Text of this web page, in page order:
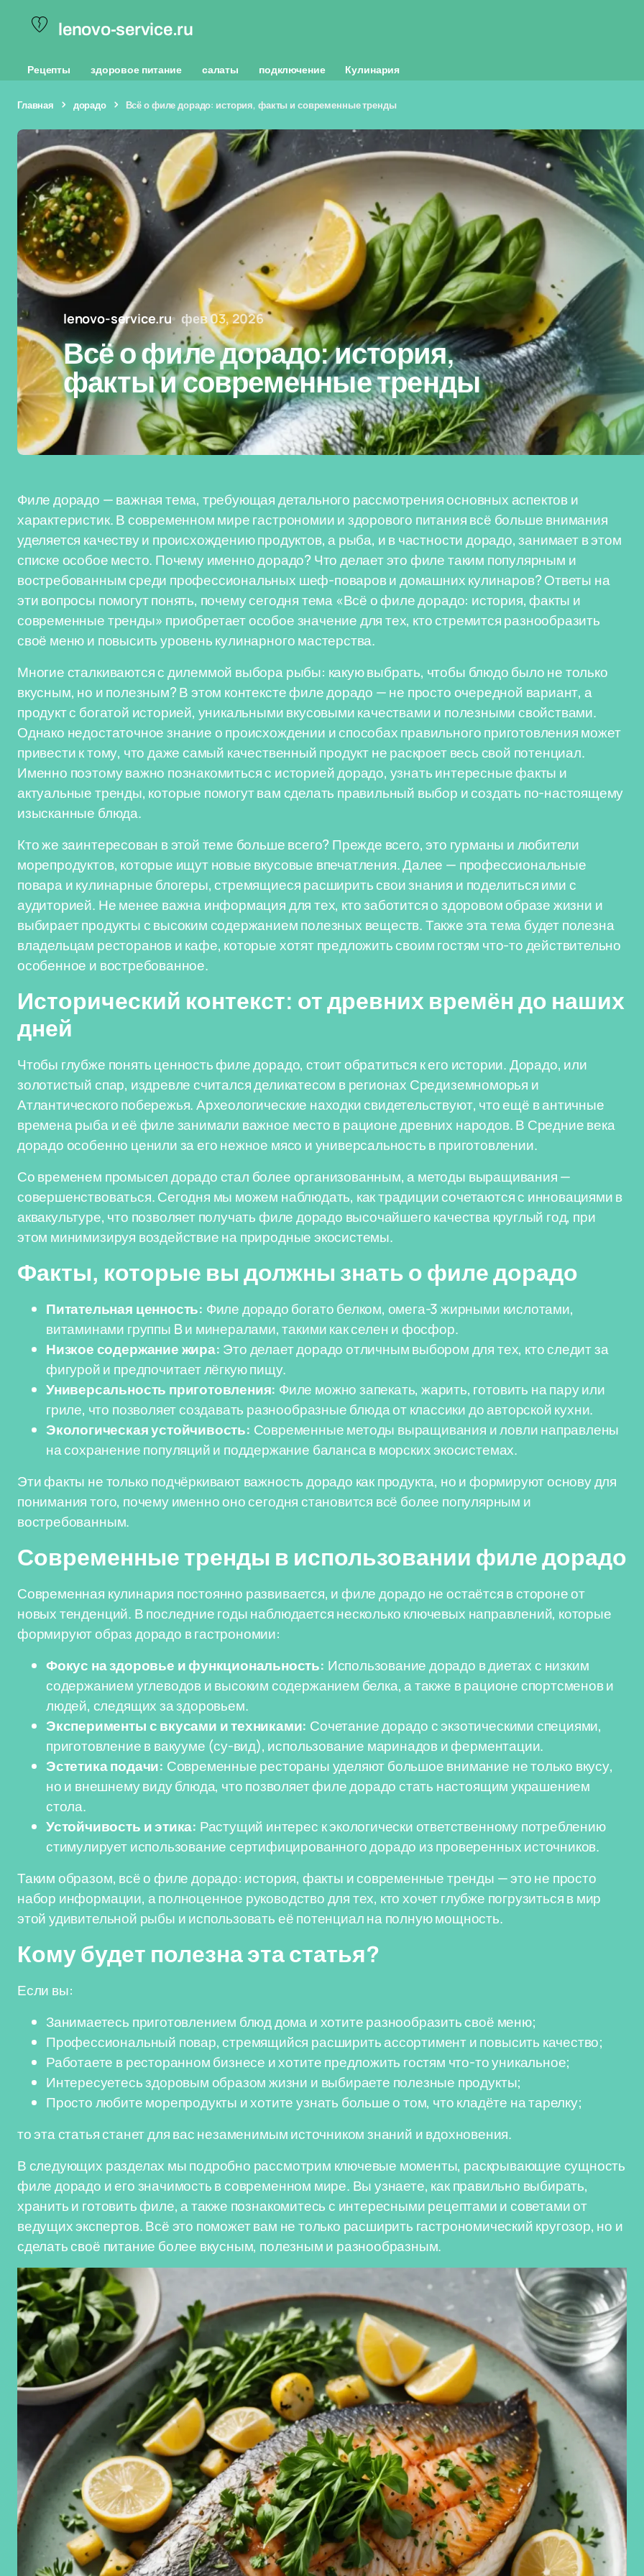
lenovo-service.ru
Рецепты здоровое питание салаты подключение Кулинария
Главная дорадо Всё о филе дорадо: история, факты и современные тренды
lenovo-service.ru фев 03, 2026
Всё о филе дорадо: история,
факты и современные тренды
Филе дорадо — важная тема, требующая детального рассмотрения основных аспектов и
характеристик. В современном мире гастрономии и здорового питания всё больше внимания
уделяется качеству и происхождению продуктов, а рыба, и в частности дорадо, занимает в этом
списке особое место. Почему именно дорадо? Что делает это филе таким популярным и
востребованным среди профессиональных шеф-поваров и домашних кулинаров? Ответы на
эти вопросы помогут понять, почему сегодня тема «Всё о филе дорадо: история, факты и
современные тренды» приобретает особое значение для тех, кто стремится разнообразить
своё меню и повысить уровень кулинарного мастерства.
Многие сталкиваются с дилеммой выбора рыбы: какую выбрать, чтобы блюдо было не только
вкусным, но и полезным? В этом контексте филе дорадо — не просто очередной вариант, а
продукт с богатой историей, уникальными вкусовыми качествами и полезными свойствами.
Однако недостаточное знание о происхождении и способах правильного приготовления может
привести к тому, что даже самый качественный продукт не раскроет весь свой потенциал.
Именно поэтому важно познакомиться с историей дорадо, узнать интересные факты и
актуальные тренды, которые помогут вам сделать правильный выбор и создать по-настоящему
изысканные блюда.
Кто же заинтересован в этой теме больше всего? Прежде всего, это гурманы и любители
морепродуктов, которые ищут новые вкусовые впечатления. Далее — профессиональные
повара и кулинарные блогеры, стремящиеся расширить свои знания и поделиться ими с
аудиторией. Не менее важна информация для тех, кто заботится о здоровом образе жизни и
выбирает продукты с высоким содержанием полезных веществ. Также эта тема будет полезна
владельцам ресторанов и кафе, которые хотят предложить своим гостям что-то действительно
особенное и востребованное.
Исторический контекст: от древних времён до наших
дней
Чтобы глубже понять ценность филе дорадо, стоит обратиться к его истории. Дорадо, или
золотистый спар, издревле считался деликатесом в регионах Средиземноморья и
Атлантического побережья. Археологические находки свидетельствуют, что ещё в античные
времена рыба и её филе занимали важное место в рационе древних народов. В Средние века
дорадо особенно ценили за его нежное мясо и универсальность в приготовлении.
Со временем промысел дорадо стал более организованным, а методы выращивания —
совершенствоваться. Сегодня мы можем наблюдать, как традиции сочетаются с инновациями в
аквакультуре, что позволяет получать филе дорадо высочайшего качества круглый год, при
этом минимизируя воздействие на природные экосистемы.
Факты, которые вы должны знать о филе дорадо
Питательная ценность: Филе дорадо богато белком, омега-3 жирными кислотами,
витаминами группы B и минералами, такими как селен и фосфор.
Низкое содержание жира: Это делает дорадо отличным выбором для тех, кто следит за
фигурой и предпочитает лёгкую пищу.
Универсальность приготовления: Филе можно запекать, жарить, готовить на пару или
гриле, что позволяет создавать разнообразные блюда от классики до авторской кухни.
Экологическая устойчивость: Современные методы выращивания и ловли направлены
на сохранение популяций и поддержание баланса в морских экосистемах.
Эти факты не только подчёркивают важность дорадо как продукта, но и формируют основу для
понимания того, почему именно оно сегодня становится всё более популярным и
востребованным.
Современные тренды в использовании филе дорадо
Современная кулинария постоянно развивается, и филе дорадо не остаётся в стороне от
новых тенденций. В последние годы наблюдается несколько ключевых направлений, которые
формируют образ дорадо в гастрономии:
Фокус на здоровье и функциональность: Использование дорадо в диетах с низким
содержанием углеводов и высоким содержанием белка, а также в рационе спортсменов и
людей, следящих за здоровьем.
Эксперименты с вкусами и техниками: Сочетание дорадо с экзотическими специями,
приготовление в вакууме (су-вид), использование маринадов и ферментации.
Эстетика подачи: Современные рестораны уделяют большое внимание не только вкусу,
но и внешнему виду блюда, что позволяет филе дорадо стать настоящим украшением
стола.
Устойчивость и этика: Растущий интерес к экологически ответственному потреблению
стимулирует использование сертифицированного дорадо из проверенных источников.
Таким образом, всё о филе дорадо: история, факты и современные тренды — это не просто
набор информации, а полноценное руководство для тех, кто хочет глубже погрузиться в мир
этой удивительной рыбы и использовать её потенциал на полную мощность.
Кому будет полезна эта статья?
Если вы:
Занимаетесь приготовлением блюд дома и хотите разнообразить своё меню;
Профессиональный повар, стремящийся расширить ассортимент и повысить качество;
Работаете в ресторанном бизнесе и хотите предложить гостям что-то уникальное;
Интересуетесь здоровым образом жизни и выбираете полезные продукты;
Просто любите морепродукты и хотите узнать больше о том, что кладёте на тарелку;
то эта статья станет для вас незаменимым источником знаний и вдохновения.
В следующих разделах мы подробно рассмотрим ключевые моменты, раскрывающие сущность
филе дорадо и его значимость в современном мире. Вы узнаете, как правильно выбирать,
хранить и готовить филе, а также познакомитесь с интересными рецептами и советами от
ведущих экспертов. Всё это поможет вам не только расширить гастрономический кругозор, но и
сделать своё питание более вкусным, полезным и разнообразным.